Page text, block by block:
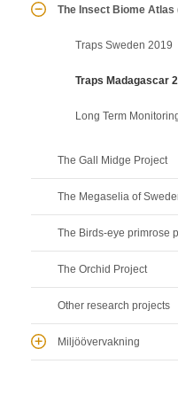
The Insect Biome Atlas
Traps Sweden 2019
Traps Madagascar
Long Term
The Gall Midge Project
The Megaselia of
The Birds-eye primrose
The Orchid Project
Other research projects
Miljöövervakning